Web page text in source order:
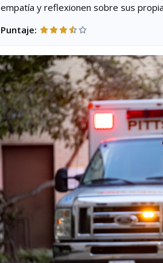
empatía y reflexionen sobre sus
Puntaje: